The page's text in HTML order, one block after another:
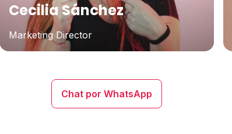
Cecilia Sánchez
Marketing Director
Chat por WhatsApp